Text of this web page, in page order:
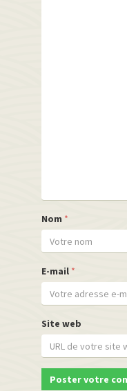
Nom *
E-mail *
Site web